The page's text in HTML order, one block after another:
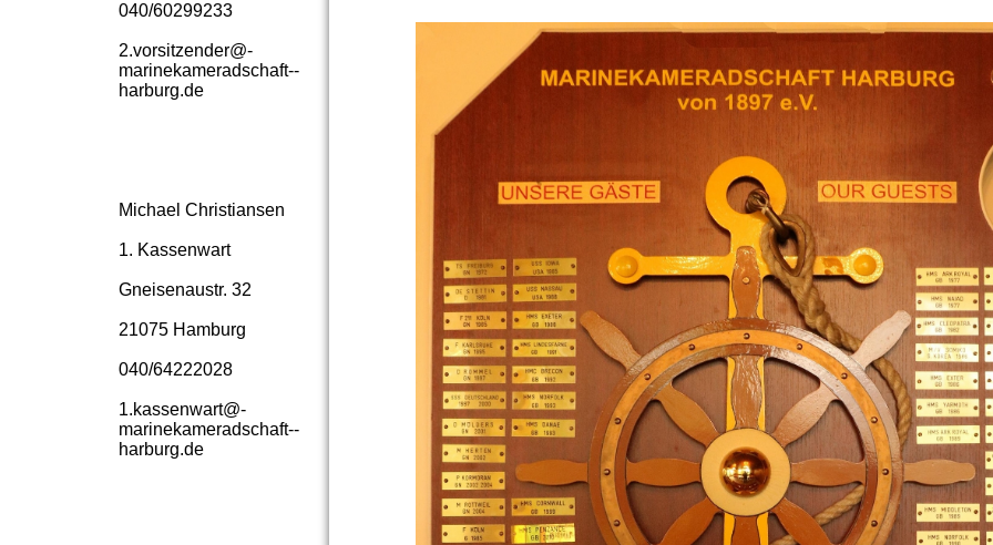
040/60299233
2.­vorsitzender@­
marinekameradschaft-­
harburg.­de
Michael Christiansen
1. Kassenwart
Gneisenaustr. 32
21075 Hamburg
040/64222028
1.­kassenwart@­
marinekameradschaft-­
harburg.­de